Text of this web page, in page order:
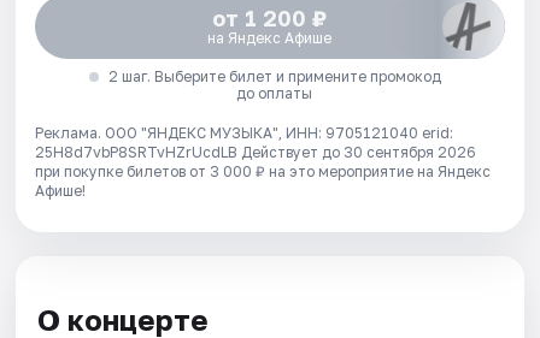
от 1 200 ₽
на Яндекс Афише
2 шаг. Выберите билет и примените промокод
до оплаты
Реклама. ООО "ЯНДЕКС МУЗЫКА", ИНН: 9705121040 erid:
25H8d7vbP8SRTvHZrUcdLB Действует до 30 сентября 2026
при покупке билетов от 3 000 ₽ на это мероприятие на Яндекс
Афише!
О концерте